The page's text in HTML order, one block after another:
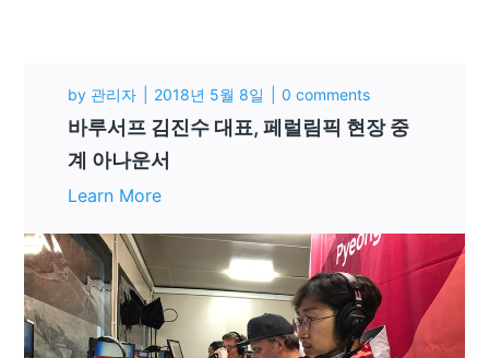
by 관리자 2018년 5월 8일 0 comments
바루서프 김진수 대표, 페럴림픽 현장 중
계 아나운서
Learn More